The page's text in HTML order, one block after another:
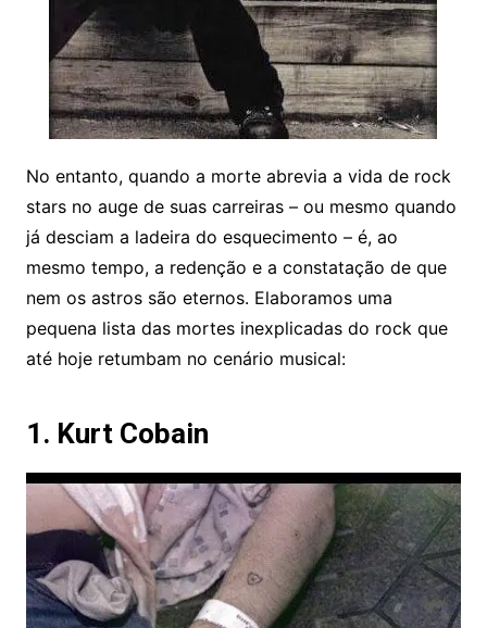
No entanto, quando a morte abrevia a vida de rock
stars no auge de suas carreiras – ou mesmo quando
já desciam a ladeira do esquecimento – é, ao
mesmo tempo, a redenção e a constatação de que
nem os astros são eternos. Elaboramos uma
pequena lista das mortes inexplicadas do rock que
até hoje retumbam no cenário musical:
1. Kurt Cobain